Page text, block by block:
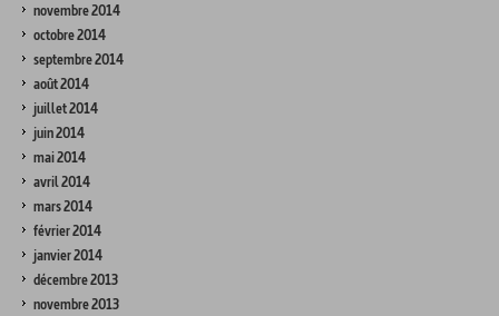
novembre 2014
octobre 2014
septembre 2014
août 2014
juillet 2014
juin 2014
mai 2014
avril 2014
mars 2014
février 2014
janvier 2014
décembre 2013
novembre 2013